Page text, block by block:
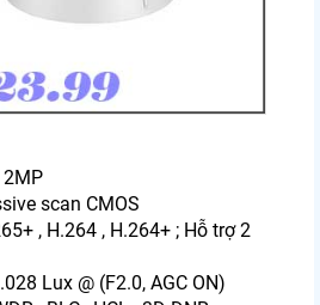
scan CMOS
, H.264 , H.264+ ; Hỗ trợ 2
Lux @ (F2.0, AGC ON)